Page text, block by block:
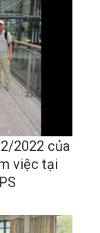
2022 của
việc tại